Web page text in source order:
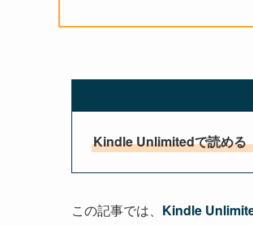
Kindle Unlimitedで読める
この記事では、 Kindle